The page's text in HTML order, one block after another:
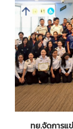
ทย.จัดการแ